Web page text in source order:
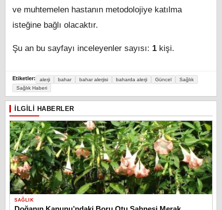
ve muhtemelen hastanın metodolojiye katılma
isteğine bağlı olacaktır.
Şu an bu sayfayı inceleyenler sayısı: 1 kişi.
Etiketler: alerji bahar bahar alerjisi baharda alerji Güncel
Sağlık
Sağlık Haberi
İLGILI HABERLER
SAĞLIK